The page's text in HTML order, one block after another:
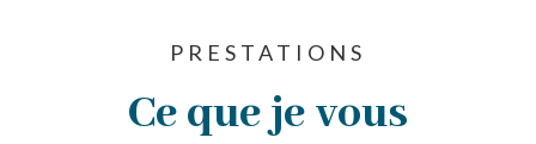
PRESTATIONS
Ce que je vous